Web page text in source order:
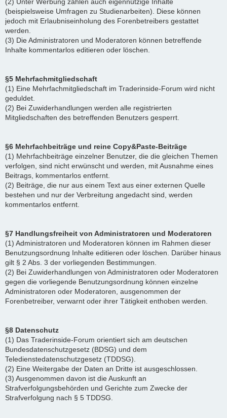
(beispielsweise Umfragen zu Studienarbeiten). Diese können
jedoch mit Erlaubniseinholung des Forenbetreibers gestattet
werden.
(3) Die Administratoren und Moderatoren können betreffende
Inhalte kommentarlos editieren oder löschen.
§5 Mehrfachmitgliedschaft
(1) Eine Mehrfachmitgliedschaft im Traderinside-Forum wird nicht
geduldet.
(2) Bei Zuwiderhandlungen werden alle registrierten
Mitgliedschaften des betreffenden Benutzers gesperrt.
§6 Mehrfachbeiträge und reine Copy&Paste-Beiträge
(1) Mehrfachbeiträge einzelner Benutzer, die die gleichen Themen
verfolgen, sind nicht erwünscht und werden, mit Ausnahme eines
Beitrags, kommentarlos entfernt.
(2) Beiträge, die nur aus einem Text aus einer externen Quelle
bestehen und nur der Verbreitung angedacht sind, werden
kommentarlos entfernt.
§7 Handlungsfreiheit von Administratoren und Moderatoren
(1) Administratoren und Moderatoren können im Rahmen dieser
Benutzungsordnung Inhalte editieren oder löschen. Darüber hinaus
gilt § 2 Abs. 3 der vorliegenden Bestimmungen.
(2) Bei Zuwiderhandlungen von Administratoren oder Moderatoren
gegen die vorliegende Benutzungsordnung können einzelne
Administratoren oder Moderatoren, ausgenommen der
Forenbetreiber, verwarnt oder ihrer Tätigkeit enthoben werden.
§8 Datenschutz
(1) Das Traderinside-Forum orientiert sich am deutschen
Bundesdatenschutzgesetz (BDSG) und dem
Teledienstedatenschutzgesetz (TDDSG).
(2) Eine Weitergabe der Daten an Dritte ist ausgeschlossen.
(3) Ausgenommen davon ist die Auskunft an
Strafverfolgungsbehörden und Gerichte zum Zwecke der
Strafverfolgung nach § 5 TDDSG.